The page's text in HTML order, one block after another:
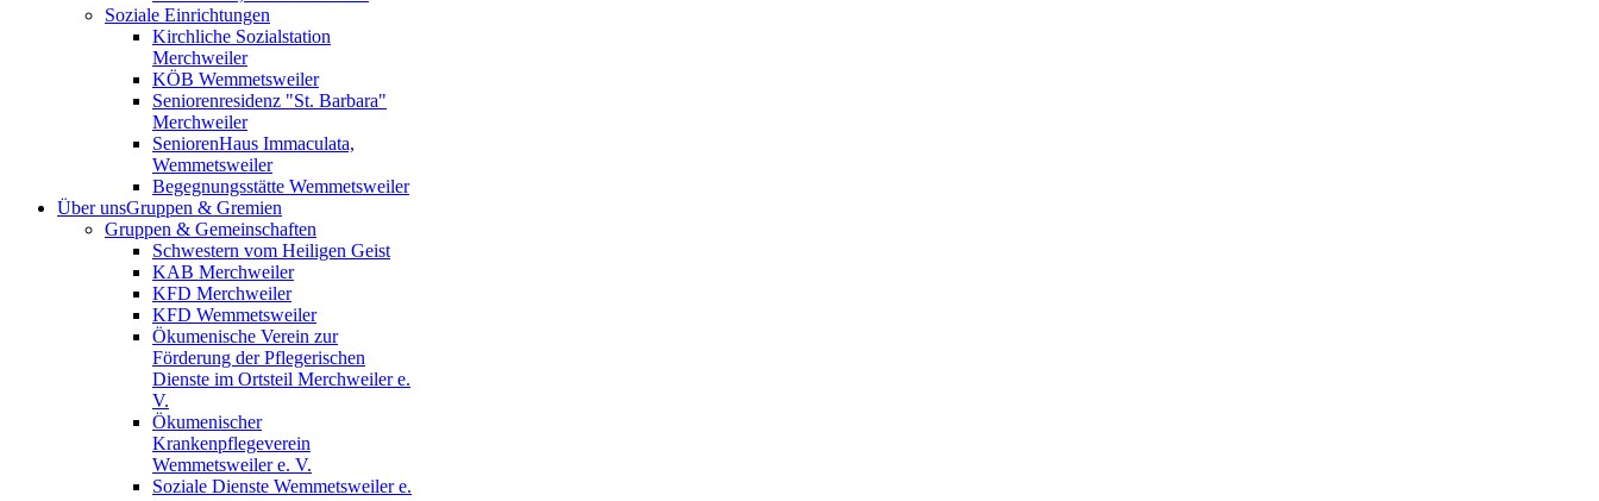
Soziale Einrichtungen
Kirchliche Sozialstation
Merchweiler
KÖB Wemmetsweiler
Seniorenresidenz "St. Barbara"
Merchweiler
SeniorenHaus Immaculata,
Wemmetsweiler
Begegnungsstätte Wemmetsweiler
Über unsGruppen & Gremien
Gruppen & Gemeinschaften
Schwestern vom Heiligen Geist
KAB Merchweiler
KFD Merchweiler
KFD Wemmetsweiler
Ökumenische Verein zur
Förderung der Pflegerischen
Dienste im Ortsteil Merchweiler e.
V.
Ökumenischer
Krankenpflegeverein
Wemmetsweiler e. V.
Soziale Dienste Wemmetsweiler e.